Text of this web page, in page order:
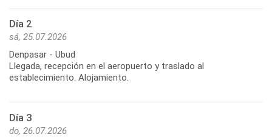
Día 2
sá, 25.07.2026
Denpasar - Ubud
Llegada, recepción en el aeropuerto y traslado al
establecimiento. Alojamiento.
Día 3
do, 26.07.2026